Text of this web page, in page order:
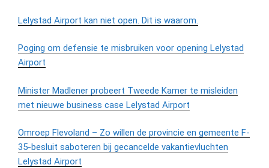
Lelystad Airport kan niet open. Dit is waarom.
Poging om defensie te misbruiken voor opening Lelystad
Airport
Minister Madlener probeert Tweede Kamer te misleiden
met nieuwe business case Lelystad Airport
Omroep Flevoland – Zo willen de provincie en gemeente F-
35-besluit saboteren bij gecancelde vakantievluchten
Lelystad Airport